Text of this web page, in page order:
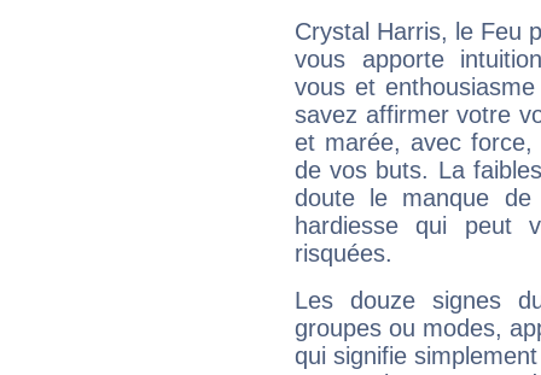
Crystal Harris, le Feu
vous apporte
vous et
savez affirmer votre
et marée, avec
de vos buts. La
doute le manque
hardiesse qui peut
risquées.
Les douze signes
groupes ou modes,
qui signifie